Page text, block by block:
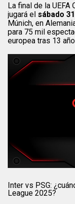
La final de la
jugará el sábado
Múnich, en
para 75 mil
europea tras 13
Inter vs PSG:
League 2025?